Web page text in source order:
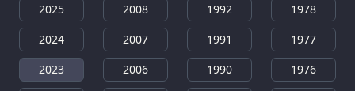
2025
2024
2023
2008
2007
2006
1992
1991
1990
1978
1977
1976